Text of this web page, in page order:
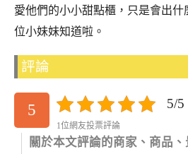
愛他們的小小甜點櫃，只是會出
位小妹妹知道啦。
評論
5 5/5
1位網友投票評論
關於本文評論的商家、商品